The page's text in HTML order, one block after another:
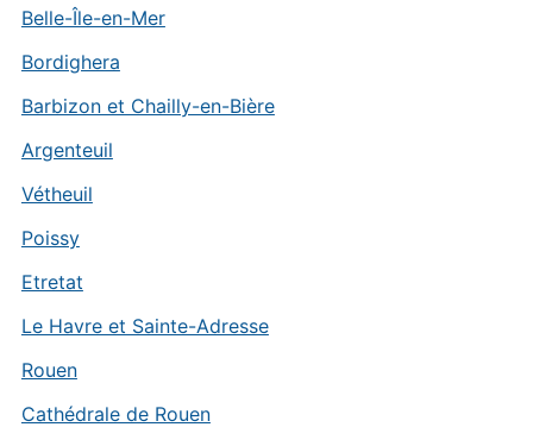
Belle-Île-en-Mer
Bordighera
Barbizon et Chailly-en-Bière
Argenteuil
Vétheuil
Poissy
Etretat
Le Havre et Sainte-Adresse
Rouen
Cathédrale de Rouen